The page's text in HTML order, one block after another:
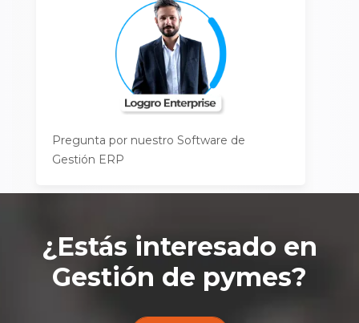
Pregunta por nuestro Software de
Gestión ERP
¿Estás interesado en
Gestión de pymes?